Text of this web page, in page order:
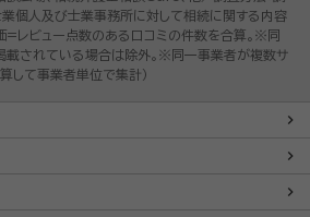
業個人及び士業事務所に対して相続に関する内容
=レビュー点数のある口コミの件数を合算。※同
載されている場合は除外。※同一事業者が複数サ
して事業者単位で集計）